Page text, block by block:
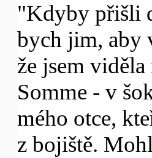
"Kdyby přišli
bych jim, aby
že jsem
Somme - v
mého otce,
z bojiště.